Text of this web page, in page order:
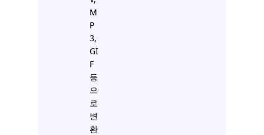
M
P
3,
GI
F
등
으
로
변
환